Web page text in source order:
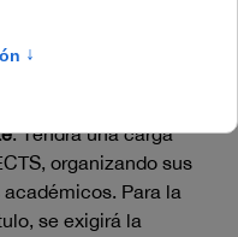
para los que se
. Tendrá una carga
organizando sus
Para la
se exigirá la